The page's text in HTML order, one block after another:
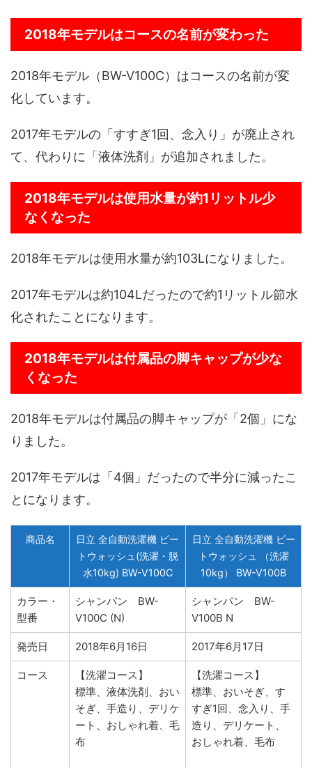
2018年モデルはコースの名前が変わった
2018年モデル（BW-V100C）はコースの名前が変
化しています。
2017年モデルの「すすぎ1回、念入り」が廃止され
て、代わりに「液体洗剤」が追加されました。
2018年モデルは使用水量が約1リットル少
なくなった
2018年モデルは使用水量が約103Lになりました。
2017年モデルは約104Lだったので約1リットル節水
化されたことになります。
2018年モデルは付属品の脚キャップが少な
くなった
2018年モデルは付属品の脚キャップが「2個」にな
りました。
2017年モデルは「4個」だったので半分に減ったこ
とになります。
商品名
日立 全自動洗濯機 ビー
トウォッシュ(洗濯・脱
水10kg) BW-V100C
日立 全自動洗濯機 ビー
トウォッシュ （洗濯
10kg） BW-V100B
カラー・
型番
シャンパン BW-
V100C (N)
シャンパン BW-
V100B N
発売日 2018年6月16日 2017年6月17日
コース
【洗濯コース】
標準、液体洗剤、おい
そぎ、手造り、デリケ
ート、おしゃれ着、毛
布
【洗濯コース】
標準、おいそぎ、す
すぎ1回、念入り、手
造り、デリケート、
おしゃれ着、毛布